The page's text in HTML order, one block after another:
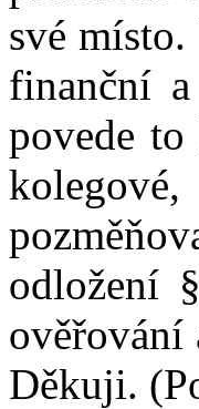
své
finanční
povede
odložení
ověřování
Děkuji.